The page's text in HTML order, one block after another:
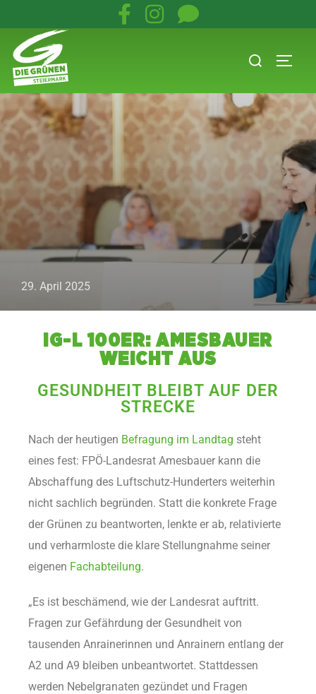
29. April 2025
IG-L 100ER: AMES­BAU­ER
WEICHT AUS
GESUNDHEIT BLEIBT AUF DER
STRECKE
Nach der heutigen Befragung im Landtag steht
eines fest: FPÖ-Landesrat Amesbauer kann die
Abschaffung des Luftschutz-Hunderters weiterhin
nicht sachlich begründen. Statt die konkrete Frage
der Grünen zu beantworten, lenkte er ab, relativierte
und verharmloste die klare Stellungnahme seiner
eigenen Fachabteilung.
„Es ist beschämend, wie der Landesrat auftritt.
Fragen zur Gefährdung der Gesundheit von
tausenden Anrainerinnen und Anrainern entlang der
A2 und A9 bleiben unbeantwortet. Stattdessen
werden Nebelgranaten gezündet und Fragen